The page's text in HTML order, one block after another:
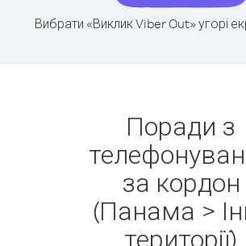
Вибрати «Виклик Viber Out» угорі
Поради з
за кордон
(Панама >
території)